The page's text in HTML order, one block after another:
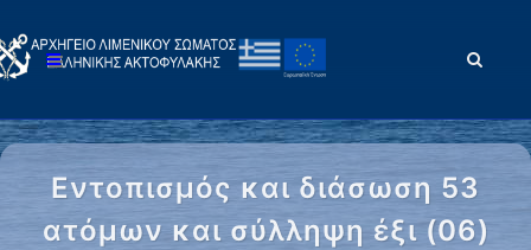
Εντοπισμός και διάσωση 53
ατόμων και σύλληψη έξι (06)